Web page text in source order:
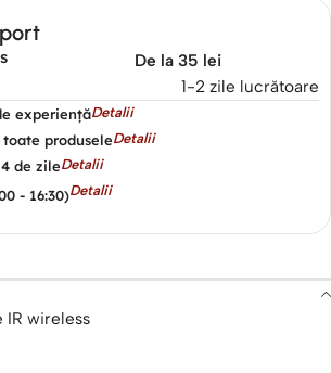
De la 35 lei
1-2 zile lucrătoare
experiențăDetalii
produseleDetalii
de zileDetalii
- 16:30)Detalii
IR wireless